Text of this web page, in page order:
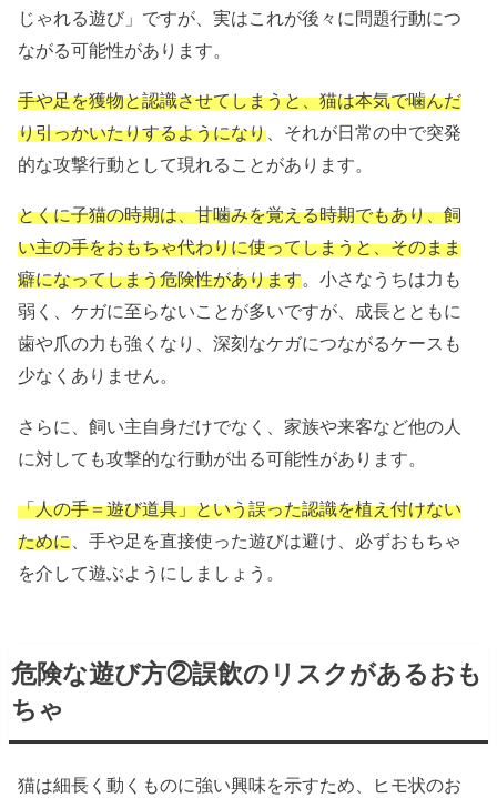
じゃれる遊び」ですが、実はこれが後々に問題行動につ
ながる可能性があります。
手や足を獲物と認識させてしまうと、猫は本気で噛んだ
り引っかいたりするようになり 、それが日常の中で突発
的な攻撃行動として現れることがあります。
とくに子猫の時期は、甘噛みを覚える時期でもあり、飼
い主の手をおもちゃ代わりに使ってしまうと、そのまま
癖になってしまう危険性があります。小さなうちは力も
弱く、ケガに至らないことが多いですが、成長とともに
歯や爪の力も強くなり、深刻なケガにつながるケースも
少なくありません。
さらに、飼い主自身だけでなく、家族や来客など他の人
に対しても攻撃的な行動が出る可能性があります。
「人の手＝遊び道具」という誤った認識を植え付けない
ために 、手や足を直接使った遊びは避け、必ずおもちゃ
を介して遊ぶようにしましょう。
危険な遊び方②誤飲のリスクがあるおも
ちゃ
猫は細長く動くものに強い興味を示すため、ヒモ状のお